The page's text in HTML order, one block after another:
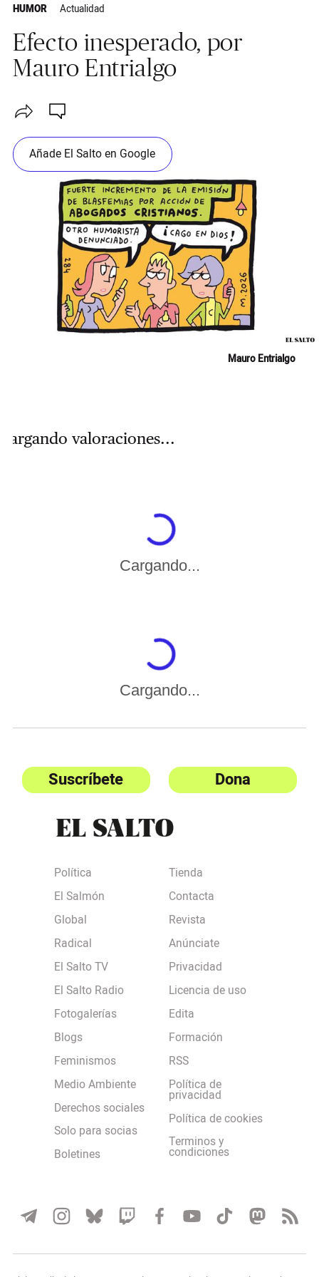
HUMOR Actualidad
Efecto inesperado, por
Mauro Entrialgo
Añade El Salto en Google
Mauro Entrialgo
Cargando valoraciones...
Cargando...
Cargando...
Suscríbete Dona
Política
El Salmón
Global
Radical
El Salto TV
El Salto Radio
Fotogalerías
Blogs
Feminismos
Medio Ambiente
Derechos sociales
Solo para socias
Boletines
Tienda
Contacta
Revista
Anúnciate
Privacidad
Licencia de uso
Edita
Formación
RSS
Política de
privacidad
Política de cookies
Terminos y
condiciones